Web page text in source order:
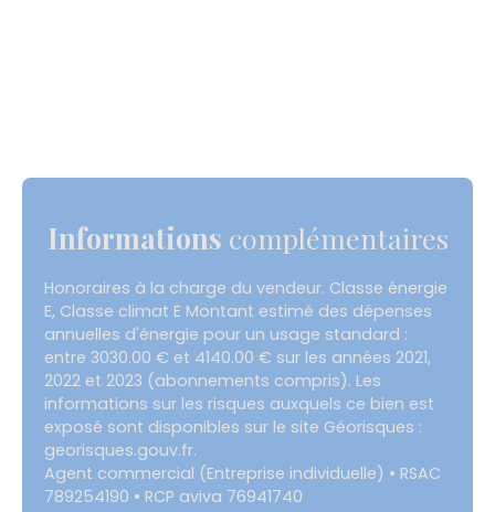
Informations complémentaires
Honoraires à la charge du vendeur. Classe énergie
E, Classe climat E Montant estimé des dépenses
annuelles d'énergie pour un usage standard :
entre 3030.00 € et 4140.00 € sur les années 2021,
2022 et 2023 (abonnements compris). Les
informations sur les risques auxquels ce bien est
exposé sont disponibles sur le site Géorisques :
georisques.gouv.fr.
Agent commercial (Entreprise individuelle) • RSAC
789254190 • RCP aviva 76941740